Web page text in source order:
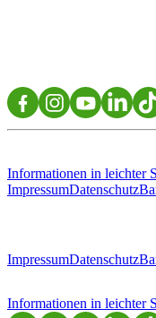
Informationen in leichter
ImpressumDatenschutz
ImpressumDatenschutz
Informationen in leichter